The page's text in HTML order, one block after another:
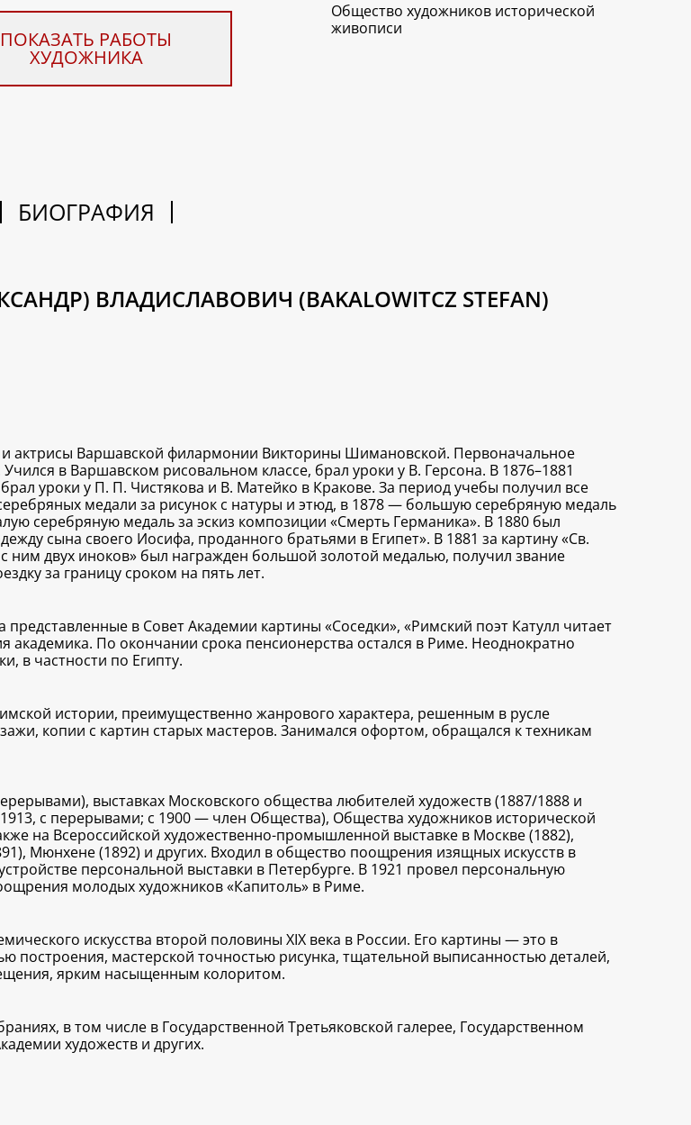
ПОКАЗАТЬ РАБОТЫ
ХУДОЖНИКА
Общество художников исторической
живописи
БИОГРАФИЯ
ВЛАДИСЛАВОВИЧ (BAKALOWITCZ STEFAN)
и актрисы Варшавской филармонии Викторины Шимановской. Первоначальное
в Варшавском рисовальном классе, брал уроки у В. Герсона. В 1876–1881
уроки у П. П. Чистякова и В. Матейко в Кракове. За период учебы получил все
медали за рисунок с натуры и этюд, в 1878 — большую серебряную медаль
серебряную медаль за эскиз композиции «Смерть Германика». В 1880 был
сына своего Иосифа, проданного братьями в Египет». В 1881 за картину «Св.
ним двух иноков» был награжден большой золотой медалью, получил звание
за границу сроком на пять лет.
в Совет Академии картины «Соседки», «Римский поэт Катулл читает
академика. По окончании срока пенсионерства остался в Риме. Неоднократно
в частности по Египту.
истории, преимущественно жанрового характера, решенным в русле
копии с картин старых мастеров. Занимался офортом, обращался к техникам
выставках Московского общества любителей художеств (1887/1888 и
с перерывами; с 1900 — член Общества), Общества художников исторической
на Всероссийской художественно-промышленной выставке в Москве (1882),
Мюнхене (1892) и других. Входил в общество поощрения изящных искусств в
персональной выставки в Петербурге. В 1921 провел персональную
молодых художников «Капитоль» в Риме.
искусства второй половины XIX века в России. Его картины — это в
мастерской точностью рисунка, тщательной выписанностью деталей,
ярким насыщенным колоритом.
в том числе в Государственной Третьяковской галерее, Государственном
художеств и других.